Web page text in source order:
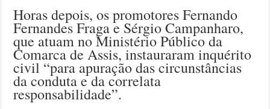
Horas depois, os promotores Fernando
Fernandes Fraga e Sérgio Campanharo,
que atuam no Ministério Público da
Comarca de Assis, instauraram inquérito
civil “para apuração das circunstâncias
da conduta e da correlata
responsabilidade”.